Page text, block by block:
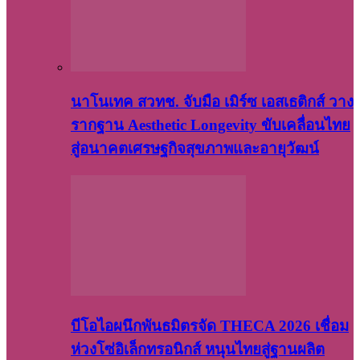
นาโนเทค สวทช. จับมือ เมิร์ซ เอสเธติกส์ วาง
รากฐาน Aesthetic Longevity ขับเคลื่อนไทย
สู่อนาคตเศรษฐกิจสุขภาพและอายุวัฒน์
บีโอไอผนึกพันธมิตรจัด THECA 2026 เชื่อม
ห่วงโซ่อิเล็กทรอนิกส์ หนุนไทยสู่ฐานผลิต